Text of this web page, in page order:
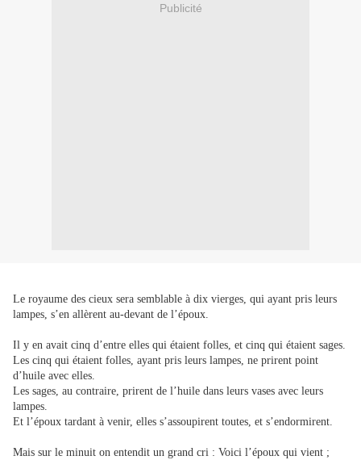
Publicité
Le royaume des cieux sera semblable à dix vierges, qui ayant pris leurs
lampes, s’en allèrent au-devant de l’époux.
Il y en avait cinq d’entre elles qui étaient folles, et cinq qui étaient sages.
Les cinq qui étaient folles, ayant pris leurs lampes, ne prirent point
d’huile avec elles.
Les sages, au contraire, prirent de l’huile dans leurs vases avec leurs
lampes.
Et l’époux tardant à venir, elles s’assoupirent toutes, et s’endormirent.
Mais sur le minuit on entendit un grand cri : Voici l’époux qui vient ;